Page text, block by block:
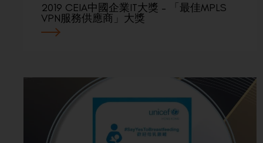
2019 CEIA中國企業IT大獎 – 「最佳MPLS
VPN服務供應商」大獎